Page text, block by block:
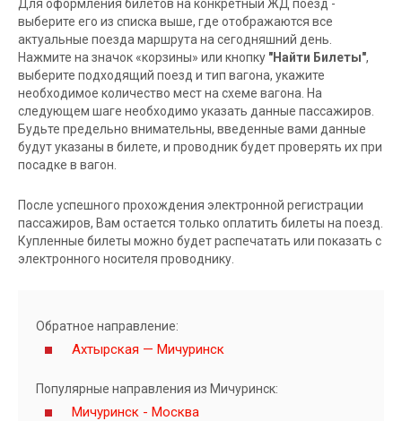
Для оформления билетов на конкретный ЖД поезд -
выберите его из списка выше, где отображаются все
актуальные поезда маршрута на сегодняшний день.
Нажмите на значок «корзины» или кнопку "Найти Билеты",
выберите подходящий поезд и тип вагона, укажите
необходимое количество мест на схеме вагона. На
следующем шаге необходимо указать данные пассажиров.
Будьте предельно внимательны, введенные вами данные
будут указаны в билете, и проводник будет проверять их при
посадке в вагон.
После успешного прохождения электронной регистрации
пассажиров, Вам остается только оплатить билеты на поезд.
Купленные билеты можно будет распечатать или показать с
электронного носителя проводнику.
Обратное направление:
Ахтырская — Мичуринск
Популярные направления из Мичуринск:
Мичуринск - Москва